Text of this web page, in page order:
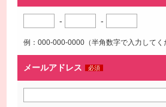
- -
例：000-000-0000（半角数字で入力してく
メールアドレス 必須